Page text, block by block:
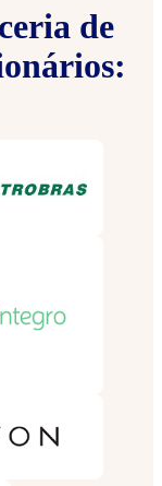
de